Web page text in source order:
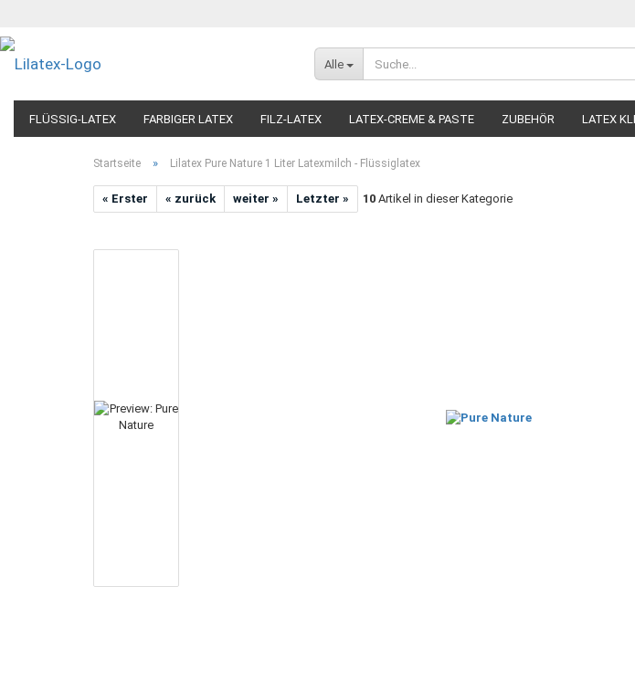
Alle
FLÜSSIG-LATEX FARBIGER LATEX FILZ-LATEX LATEX-CREME & PASTE ZUBEHÖR LATEX
ARTIKEL NACH ANWENDUNG
Startseite » Lilatex Pure Nature 1 Liter Latexmilch - Flüssiglatex
« Erster « zurück weiter » Letzter » 10 Artikel in dieser Kategorie